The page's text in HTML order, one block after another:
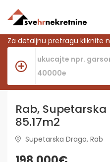
Za detaljnu pretragu kliknite
Rab,
85.17m2
Supetarska Draga, Rab